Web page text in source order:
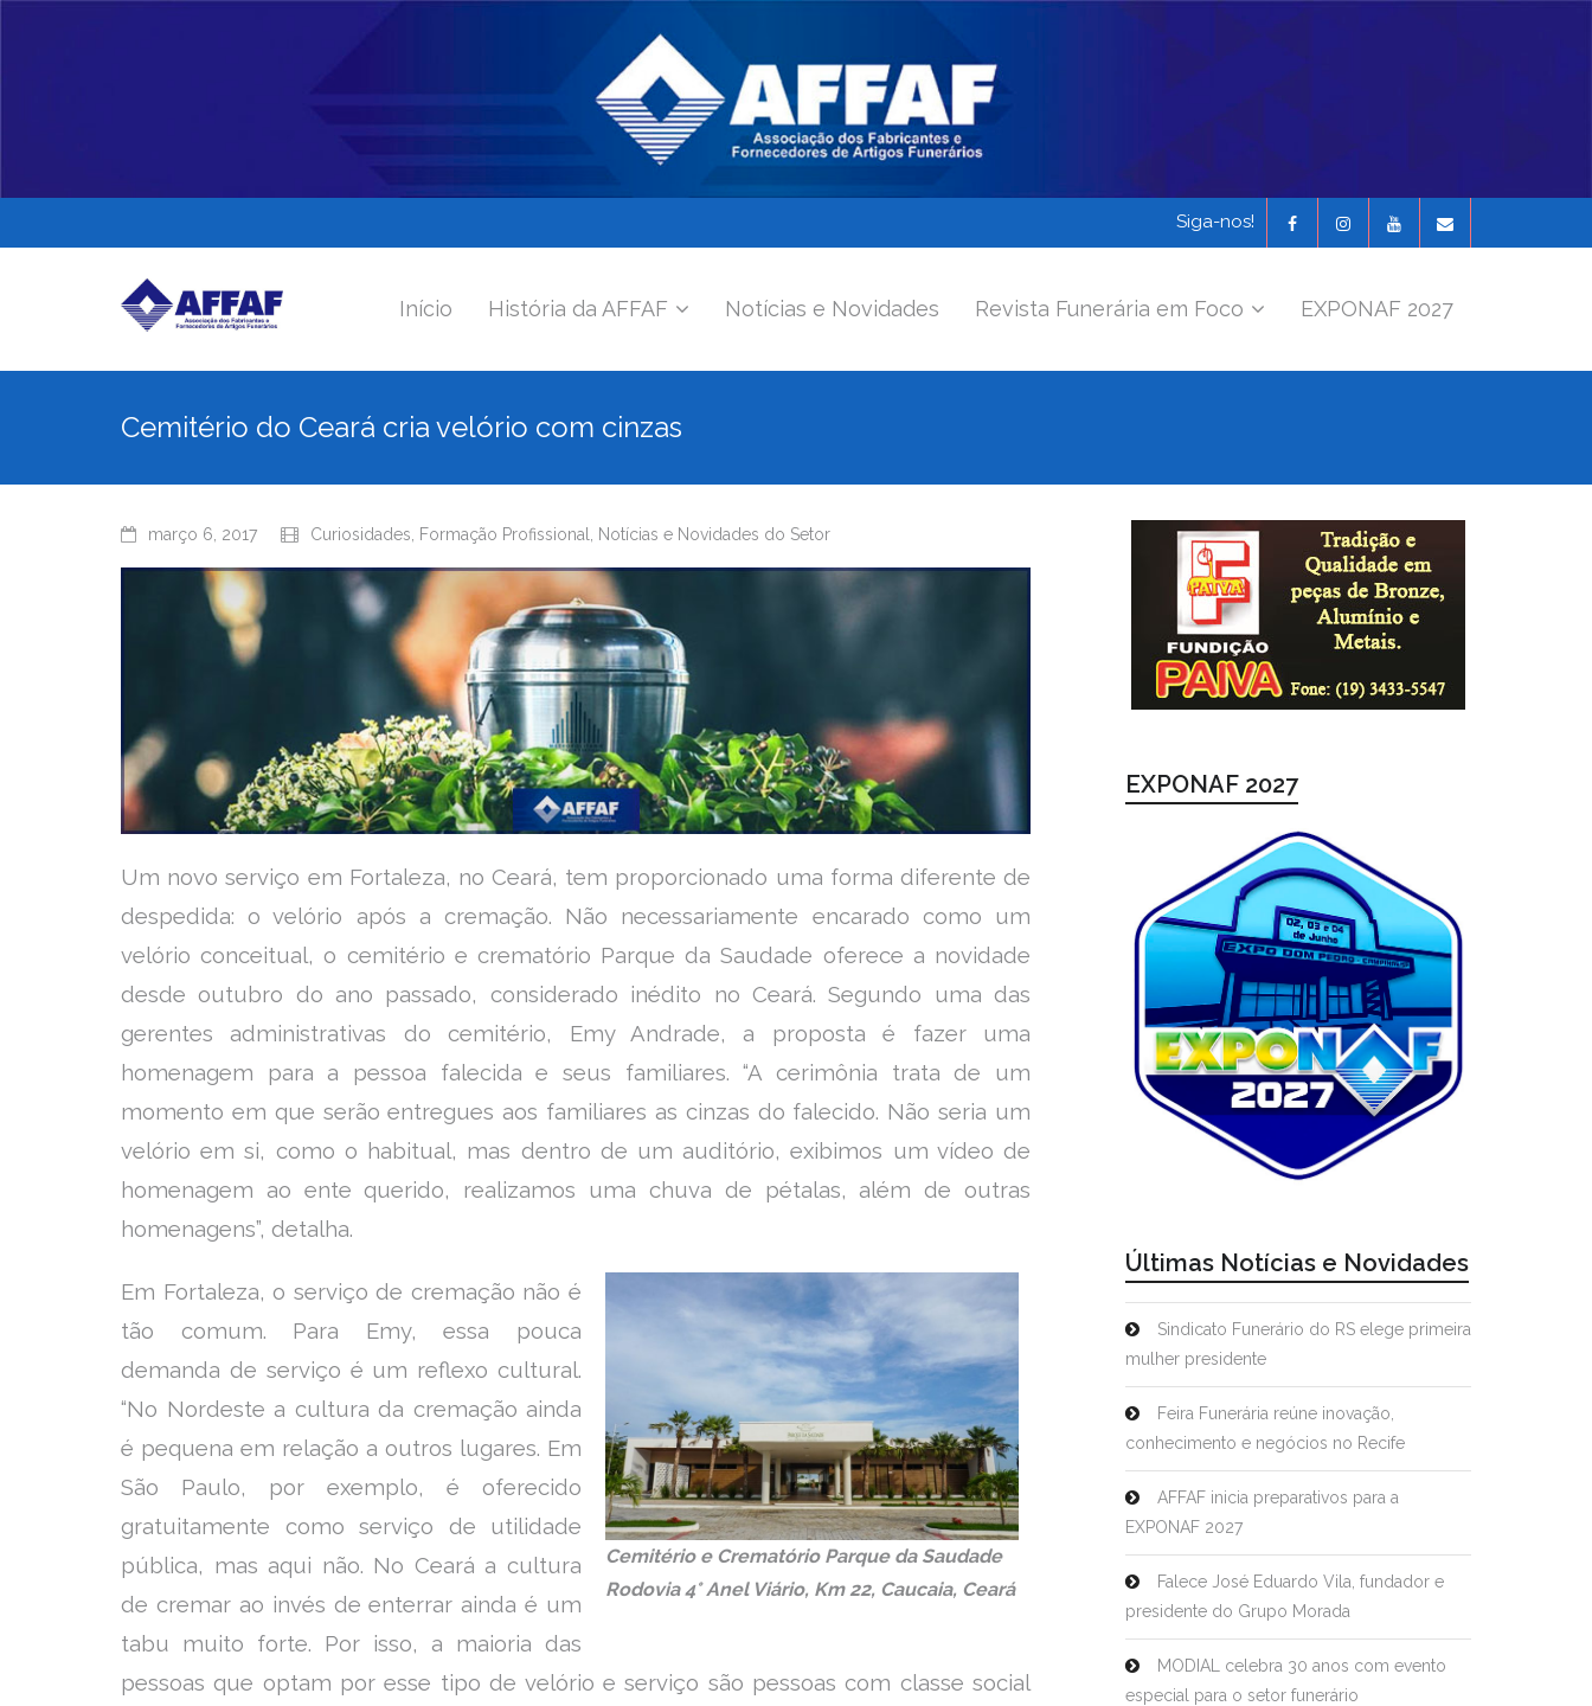
Siga-nos!
Início História da AFFAF Notícias e Novidades Revista Funerária em Foco EXPONAF 2027
Cemitério do Ceará cria velório com cinzas
março 6, 2017 Curiosidades Formação Profissional Notícias e Novidades do Setor
Um novo serviço em Fortaleza, no Ceará, tem proporcionado uma forma diferente de
despedida: o velório após a cremação. Não necessariamente encarado como um
velório conceitual, o cemitério e crematório Parque da Saudade oferece a novidade
desde outubro do ano passado, considerado inédito no Ceará. Segundo uma das
gerentes administrativas do cemitério, Emy Andrade, a proposta é fazer uma
homenagem para a pessoa falecida e seus familiares. “A cerimônia trata de um
momento em que serão entregues aos familiares as cinzas do falecido. Não seria um
velório em si, como o habitual, mas dentro de um auditório, exibimos um vídeo de
homenagem ao ente querido, realizamos uma chuva de pétalas, além de outras
homenagens”, detalha.
Cemitério e Crematório Parque da Saudade
Rodovia 4° Anel Viário, Km 22, Caucaia, Ceará
Em Fortaleza, o serviço de cremação não é
tão comum. Para Emy, essa pouca
demanda de serviço é um reflexo cultural.
“No Nordeste a cultura da cremação ainda
é pequena em relação a outros lugares. Em
São Paulo, por exemplo, é oferecido
gratuitamente como serviço de utilidade
pública, mas aqui não. No Ceará a cultura
de cremar ao invés de enterrar ainda é um
tabu muito forte. Por isso, a maioria das
pessoas que optam por esse tipo de velório e serviço são pessoas com classe social
EXPONAF 2027
Últimas Notícias e Novidades
Sindicato Funerário do RS elege primeira
mulher presidente
Feira Funerária reúne inovação,
conhecimento e negócios no Recife
AFFAF inicia preparativos para a
EXPONAF 2027
Falece José Eduardo Vila, fundador e
presidente do Grupo Morada
MODIAL celebra 30 anos com evento
especial para o setor funerário